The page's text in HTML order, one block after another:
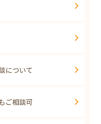
について
ご相談可